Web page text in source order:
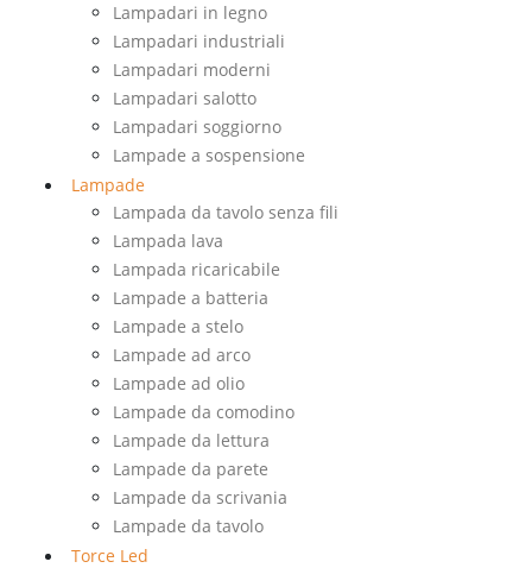
Lampadari in legno
Lampadari industriali
Lampadari moderni
Lampadari salotto
Lampadari soggiorno
Lampade a sospensione
Lampade
Lampada da tavolo senza fili
Lampada lava
Lampada ricaricabile
Lampade a batteria
Lampade a stelo
Lampade ad arco
Lampade ad olio
Lampade da comodino
Lampade da lettura
Lampade da parete
Lampade da scrivania
Lampade da tavolo
Torce Led